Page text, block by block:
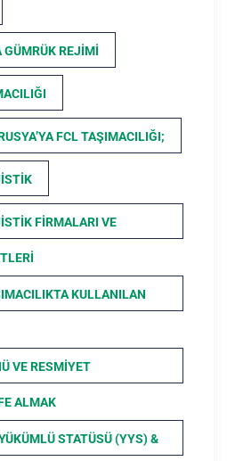
REJIMI
FCL TAŞIMACILIĞI;
FIRMALARI VE
KULLANILAN
VE RESMIYET
ALMAK
STATÜSÜ (YYS) &